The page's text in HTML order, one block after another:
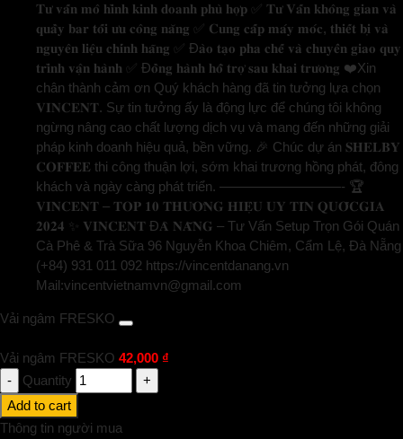
𝐓𝐮̛ 𝐯𝐚̂́𝐧 𝐦𝐨̂ 𝐡𝐢̀𝐧𝐡 𝐤𝐢𝐧𝐡 𝐝𝐨𝐚𝐧𝐡 𝐩𝐡𝐮̀ 𝐡𝐨̛̣𝐩 ✅ 𝐓𝐮̛ 𝐕𝐚̂́𝐧 𝐤𝐡𝐨̂𝐧𝐠 𝐠𝐢𝐚𝐧 𝐯𝐚̀
𝐪𝐮𝐚̂̀𝐲 𝐛𝐚𝐫 𝐭𝐨̂́𝐢 𝐮̛𝐮 𝐜𝐨̂𝐧𝐠 𝐧𝐚̆𝐧𝐠 ✅ 𝐂𝐮𝐧𝐠 𝐜𝐚̂́𝐩 𝐦𝐚́𝐲 𝐦𝐨́𝐜, 𝐭𝐡𝐢𝐞̂́𝐭 𝐛𝐢̣ 𝐯𝐚̀
𝐧𝐠𝐮𝐲𝐞̂𝐧 𝐥𝐢𝐞̣̂𝐮 𝐜𝐡𝐢́𝐧𝐡 𝐡𝐚̃𝐧𝐠 ✅ Đ𝐚̀𝐨 𝐭𝐚̣𝐨 𝐩𝐡𝐚 𝐜𝐡𝐞̂́ 𝐯𝐚̀ 𝐜𝐡𝐮𝐲𝐞̂̉𝐧 𝐠𝐢𝐚𝐨 𝐪𝐮𝐲
𝐭𝐫𝐢̀𝐧𝐡 𝐯𝐚̣̂𝐧 𝐡𝐚̀𝐧𝐡 ✅ Đ𝐨̂̀𝐧𝐠 𝐡𝐚̀𝐧𝐡 𝐡𝐨̂̃ 𝐭𝐫𝐨̛̣ 𝐬𝐚𝐮 𝐤𝐡𝐚𝐢 𝐭𝐫𝐮̛𝐨̛𝐧𝐠 ❤️Xin
chân thành cảm ơn Quý khách hàng đã tin tưởng lựa chọn
𝐕𝐈𝐍𝐂𝐄𝐍𝐓. Sự tin tưởng ấy là động lực để chúng tôi không
ngừng nâng cao chất lượng dịch vụ và mang đến những giải
pháp kinh doanh hiệu quả, bền vững. 🎉 Chúc dự án 𝐒𝐇𝐄𝐋𝐁𝐘
𝐂𝐎𝐅𝐅𝐄𝐄 thi công thuận lợi, sớm khai trương hồng phát, đông
khách và ngày càng phát triển. —————————- 🏆
𝐕𝐈𝐍𝐂𝐄𝐍𝐓 – 𝐓𝐎𝐏 𝟏𝟎 𝐓𝐇𝐔̛𝐎̛𝐍𝐆 𝐇𝐈𝐄̣̂𝐔 𝐔𝐘 𝐓𝐈́𝐍 𝐐𝐔𝐎̂́𝐂𝐆𝐈𝐀
𝟐𝟎𝟐𝟒 ✨ 𝐕𝐈𝐍𝐂𝐄𝐍𝐓 Đ𝐀̀ 𝐍𝐀̆̃𝐍𝐆 – Tư Vấn Setup Trọn Gói Quán
Cà Phê & Trà Sữa 96 Nguyễn Khoa Chiêm, Cẩm Lệ, Đà Nẵng
(+84) 931 011 092 https://vincentdanang.vn
Mail:vincentvietnamvn@gmail.com
Vải ngâm FRESKO
Vải ngâm FRESKO 42,000 ₫
Quantity
Add to cart
Thông tin người mua